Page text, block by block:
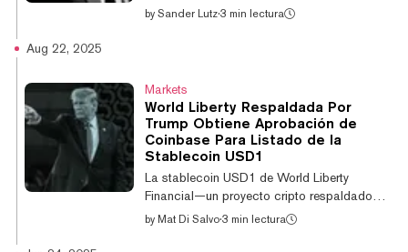
alegando en una nueva demanda por
demanda, presentada el lunes en un tribunal
federal en Florida, alega que cuatro
reporteros del Times publicaron
maliciosamente información falsa sobre el
presidente en múltiples artículos y un libro, lo
que generó pérdidas econ...
by Sander Lutz·3 min lectura
Aug 22, 2025
Markets
World Liberty Respaldada Por
Trump Obtiene Aprobación de
Coinbase Para Listado de la
Stablecoin USD1
La stablecoin USD1 de World Liberty
Financial—un proyecto cripto respaldado
por el presidente Donald Trump y sus hijos—
by Mat Di Salvo·3 min lectura